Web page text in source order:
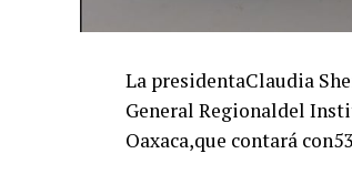
La presidentaClaudia
General Regionaldel
Oaxaca,que contará